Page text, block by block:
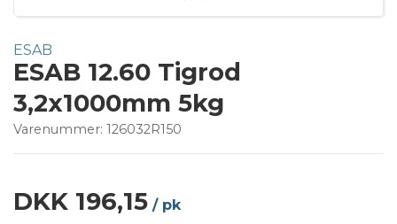
ESAB
ESAB 12.60 Tigrod
3,2x1000mm 5kg
Varenummer: 126032R150
DKK 196,15 / pk